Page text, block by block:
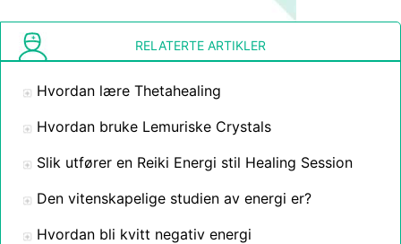
RELATERTE ARTIKLER
Hvordan lære Thetahealing
Hvordan bruke Lemuriske Crystals
Slik utfører en Reiki Energi stil Healing Session
Den vitenskapelige studien av energi er?
Hvordan bli kvitt negativ energi